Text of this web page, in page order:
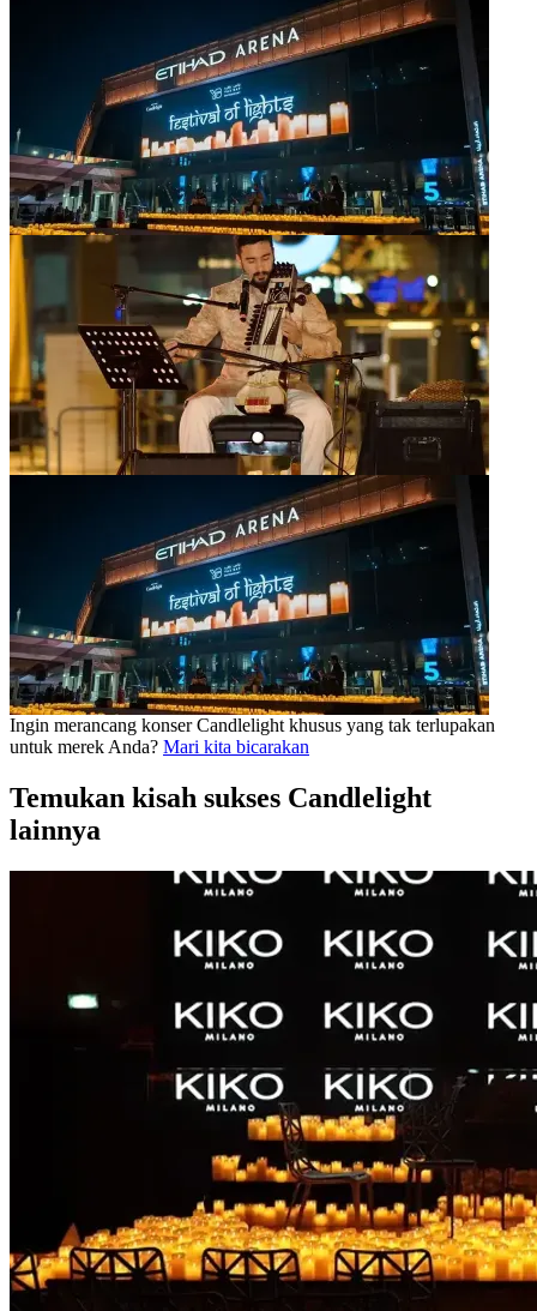
Ingin merancang konser Candlelight khusus yang tak terlupakan
untuk merek Anda? Mari kita bicarakan
Temukan kisah sukses Candlelight
lainnya